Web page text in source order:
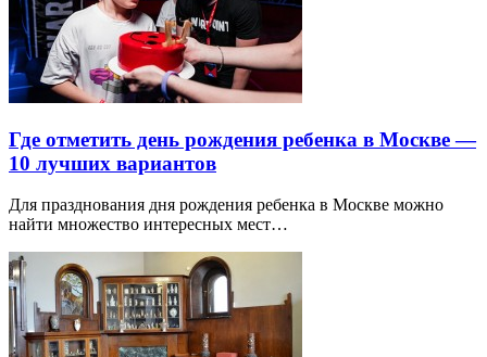
Где отметить день рождения ребенка в Москве —
10 лучших вариантов
Для празднования дня рождения ребенка в Москве можно
найти множество интересных мест…